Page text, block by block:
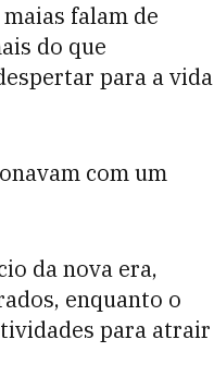
falam de
do que
para a vida
com um
da nova era,
enquanto o
para atrair